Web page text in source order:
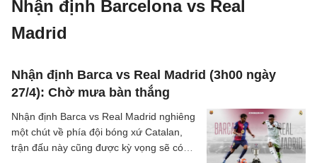
Nhận định Barcelona vs Real
Madrid
Nhận định Barca vs Real Madrid (3h00 ngày
27/4): Chờ mưa bàn thắng
Nhận định Barca vs Real Madrid nghiêng
một chút về phía đội bóng xứ Catalan,
trận đấu này cũng được kỳ vọng sẽ có